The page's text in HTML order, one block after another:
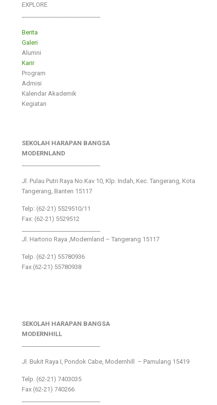
EXPLORE
Berita
Galeri
Alumni
Karir
Program
Admisi
Kalendar Akademik
Kegiatan
SEKOLAH HARAPAN BANGSA
MODERNLAND
Jl. Pulau Putri Raya No.Kav 10, Klp. Indah, Kec. Tangerang, Kota
Tangerang, Banten 15117
Telp: (62-21) 5529510/11
Fax: (62-21) 5529512
Jl. Hartono Raya ,Modernland – Tangerang 15117
Telp. (62-21) 55780936
Fax (62-21) 55780938
SEKOLAH HARAPAN BANGSA
MODERNHILL
Jl. Bukit Raya I, Pondok Cabe, Modernhill – Pamulang 15419
Telp. (62-21) 7403035
Fax (62-21) 740266